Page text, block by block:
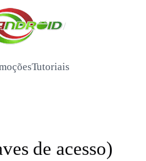
/
Tutoriais
de acesso)